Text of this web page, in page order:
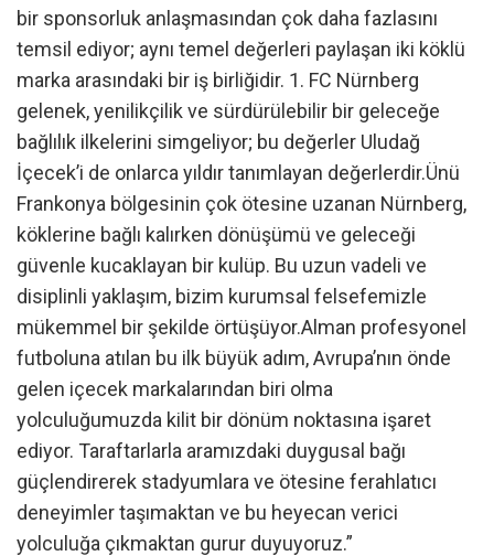
bir sponsorluk anlaşmasından çok daha fazlasını
temsil ediyor; aynı temel değerleri paylaşan iki köklü
marka arasındaki bir iş birliğidir. 1. FC Nürnberg
gelenek, yenilikçilik ve sürdürülebilir bir geleceğe
bağlılık ilkelerini simgeliyor; bu değerler Uludağ
İçecek’i de onlarca yıldır tanımlayan değerlerdir.Ünü
Frankonya bölgesinin çok ötesine uzanan Nürnberg,
köklerine bağlı kalırken dönüşümü ve geleceği
güvenle kucaklayan bir kulüp. Bu uzun vadeli ve
disiplinli yaklaşım, bizim kurumsal felsefemizle
mükemmel bir şekilde örtüşüyor.Alman profesyonel
futboluna atılan bu ilk büyük adım, Avrupa’nın önde
gelen içecek markalarından biri olma
yolculuğumuzda kilit bir dönüm noktasına işaret
ediyor. Taraftarlarla aramızdaki duygusal bağı
güçlendirerek stadyumlara ve ötesine ferahlatıcı
deneyimler taşımaktan ve bu heyecan verici
yolculuğa çıkmaktan gurur duyuyoruz.”